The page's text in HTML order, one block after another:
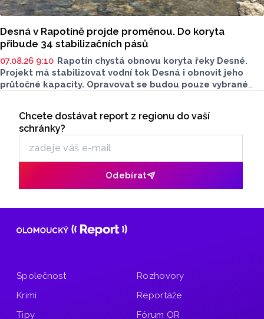
Desná v Rapotíně projde proměnou. Do koryta
přibude 34 stabilizačních pásů
07.08.26 9:10 Rapotín chystá obnovu koryta řeky Desné.
Projekt má stabilizovat vodní tok Desná i obnovit jeho
průtočné kapacity. Opravovat se budou pouze vybrané
Odběr newsletteru
Chcete dostávat report z regionu do vaší
schránky?
Odebírat
Společnost
Krimi
Tipy
Rozhovory
Reportáže
Fórum OR